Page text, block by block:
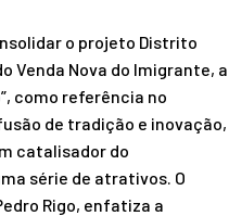
o projeto Distrito
Venda Nova do Imigrante, a
como referência no
de tradição e inovação,
catalisador do
série de atrativos. O
Rigo, enfatiza a